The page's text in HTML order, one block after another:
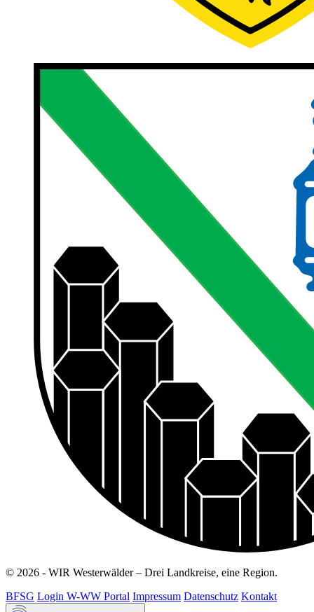
© 2026 - WIR Westerwälder – Drei Landkreise, eine Region.
BFSG Login W-WW Portal Impressum Datenschutz Kontakt